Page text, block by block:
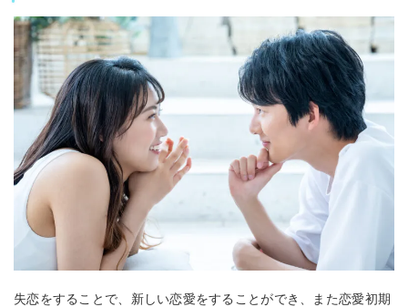
失恋をすることで、新しい恋愛をすることができ、また恋愛初期